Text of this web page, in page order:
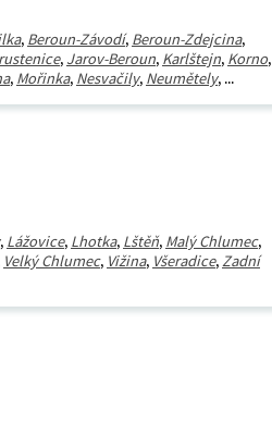
, Beroun-Závodí, Beroun-Zdejcina,
, Jarov-Beroun, Karlštejn, Korno,
, Mořinka, Nesvačily, Neumětely, ...
, Lážovice, Lhotka, Lštěň, Malý Chlumec,
Velký Chlumec, Vižina, Všeradice,Zadní